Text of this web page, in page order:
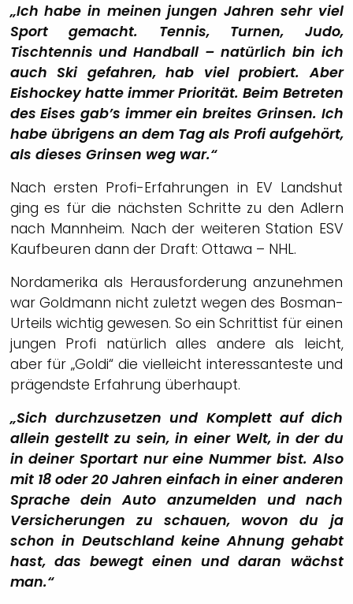
„Ich habe in meinen jungen Jahren sehr viel
Sport gemacht. Tennis, Turnen, Judo,
Tischtennis und Handball – natürlich bin ich
auch Ski gefahren, hab viel probiert. Aber
Eishockey hatte immer Priorität. Beim Betreten
des Eises gab’s immer ein breites Grinsen. Ich
habe übrigens an dem Tag als Profi aufgehört,
als dieses Grinsen weg war.“
Nach ersten Profi-Erfahrungen in EV Landshut
ging es für die nächsten Schritte zu den Adlern
nach Mannheim. Nach der weiteren Station ESV
Kaufbeuren dann der Draft: Ottawa – NHL.
Nordamerika als Herausforderung anzunehmen
war Goldmann nicht zuletzt wegen des Bosman-
Urteils wichtig gewesen. So ein Schrittist für einen
jungen Profi natürlich alles andere als leicht,
aber für „Goldi“ die vielleicht interessanteste und
prägendste Erfahrung überhaupt.
„Sich durchzusetzen und Komplett auf dich
allein gestellt zu sein, in einer Welt, in der du
in deiner Sportart nur eine Nummer bist. Also
mit 18 oder 20 Jahren einfach in einer anderen
Sprache dein Auto anzumelden und nach
Versicherungen zu schauen, wovon du ja
schon in Deutschland keine Ahnung gehabt
hast, das bewegt einen und daran wächst
man.“